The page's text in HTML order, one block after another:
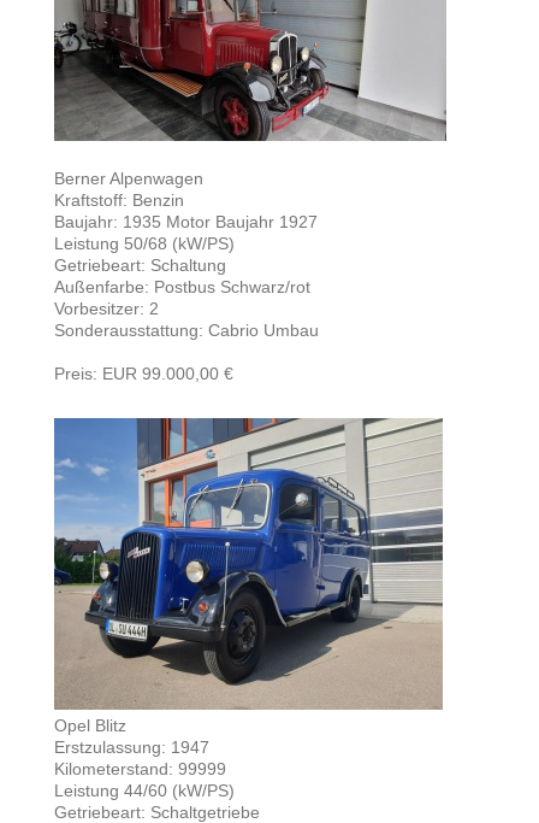
Berner Alpenwagen
Kraftstoff: Benzin
Baujahr: 1935 Motor Baujahr 1927
Leistung 50/68 (kW/PS)
Getriebeart: Schaltung
Außenfarbe: Postbus Schwarz/rot
Vorbesitzer: 2
Sonderausstattung: Cabrio Umbau
Preis: EUR 99.000,00 €
Opel Blitz
Erstzulassung: 1947
Kilometerstand: 99999
Leistung 44/60 (kW/PS)
Getriebeart: Schaltgetriebe